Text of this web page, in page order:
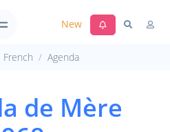
New
French Agenda
de Mère